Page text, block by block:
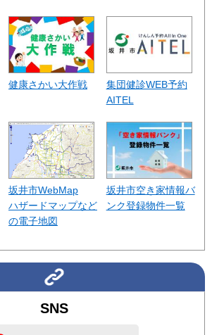
健康さかい大作戦
集団健診WEB予約
AITEL
坂井市WebMap
ハザードマップなど
の電子地図
坂井市空き家情報バ
ンク登録物件一覧
SNS